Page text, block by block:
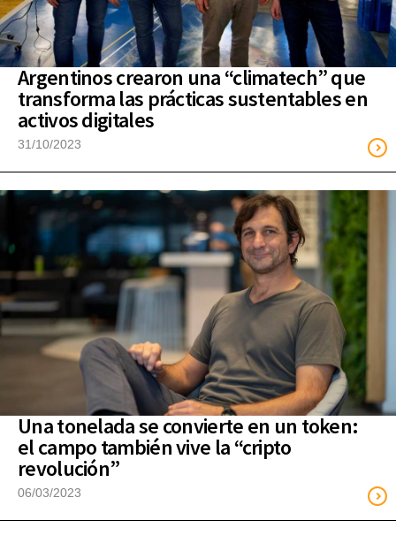
Argentinos crearon una “climatech” que
transforma las prácticas sustentables en
activos digitales
31/10/2023
Una tonelada se convierte en un token:
el campo también vive la “cripto
revolución”
06/03/2023